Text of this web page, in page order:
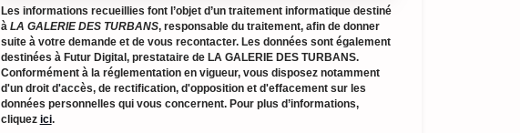
Les informations recueillies font l’objet d’un traitement informatique destiné
à LA GALERIE DES TURBANS, responsable du traitement, afin de donner
suite à votre demande et de vous recontacter. Les données sont également
destinées à Futur Digital, prestataire de LA GALERIE DES TURBANS.
Conformément à la réglementation en vigueur, vous disposez notamment
d'un droit d'accès, de rectification, d'opposition et d'effacement sur les
données personnelles qui vous concernent. Pour plus d’informations,
cliquez ici.